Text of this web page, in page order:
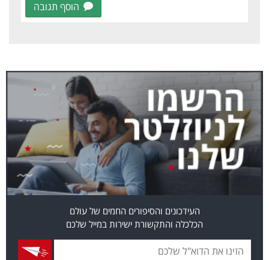
הוסף תגובה
העידכונים והסיפורים החמים של עולם
הכלכלה והתקשורת ישירות במייל שלכם